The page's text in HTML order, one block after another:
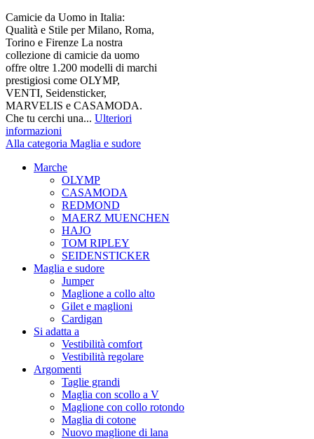
Camicie da Uomo in Italia:
Qualità e Stile per Milano, Roma,
Torino e Firenze La nostra
collezione di camicie da uomo
offre oltre 1.200 modelli di marchi
prestigiosi come OLYMP,
VENTI, Seidensticker,
MARVELIS e CASAMODA.
Che tu cerchi una... Ulteriori
informazioni
Alla categoria Maglia e sudore
Marche
OLYMP
CASAMODA
REDMOND
MAERZ MUENCHEN
HAJO
TOM RIPLEY
SEIDENSTICKER
Maglia e sudore
Jumper
Maglione a collo alto
Gilet e maglioni
Cardigan
Si adatta a
Vestibilità comfort
Vestibilità regolare
Argomenti
Taglie grandi
Maglia con scollo a V
Maglione con collo rotondo
Maglia di cotone
Nuovo maglione di lana